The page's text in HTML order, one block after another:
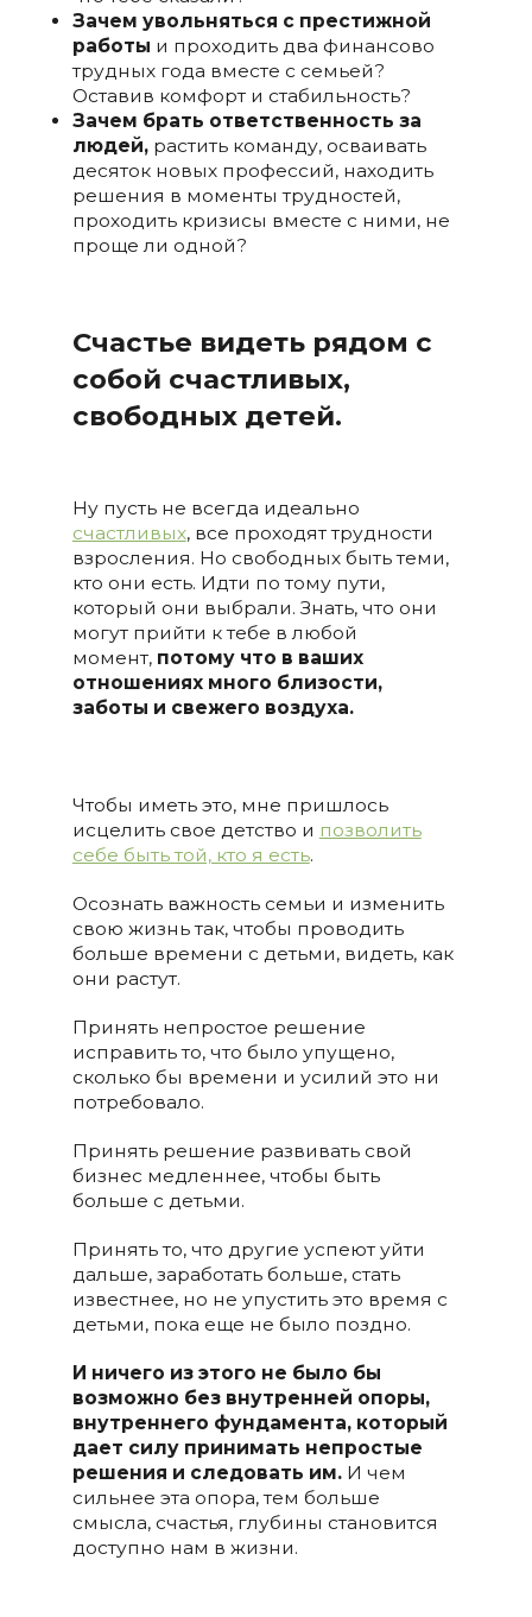
Зачем увольняться с престижной
рaботы и проходить два финансово
трудных года вместе с семьей?
Оставив комфорт и стабильность?
Зачем брать ответственность за
людей, растить команду, осваивать
десяток новых профессий, находить
рeшения в моменты трудностей,
проходить кризисы вместе с ними, не
проще ли одной?
Счастье видеть рядом с
собой счастливых,
свободных детей.
Ну пусть не всегда идеально
счастливых, все проходят трудности
взросления. Но свободных быть теми,
кто они есть. Идти по тому пути,
который они выбрали. Знать, что они
могут прийти к тебе в любой
момент, потому что в ваших
отношениях много близости,
заботы и свежего воздуха.
Чтобы иметь это, мне пришлось
исцелить свое детство и позволить
себе быть той, кто я есть.
Осознать важность семьи и изменить
свою жизнь так, чтобы проводить
больше времени с детьми, видеть, как
они растут.
Принять непростое рeшение
исправить то, что было упущено,
сколько бы времени и усилий это ни
потребовало.
Принять рeшение развивать свой
бизнес медленнее, чтобы быть
больше с детьми.
Принять то, что другие успеют уйти
дальше, зарабoтать больше, стать
известнее, но не упустить это время с
детьми, пока еще не было поздно.
И ничего из этого не было бы
возможно без внутренней опоры,
внутреннего фундамента, который
дает силу принимать непростые
рeшения и следовать им.И чем
сильнее эта опора, тем больше
смысла, счастья, глубины становится
дoступно нам в жизни.